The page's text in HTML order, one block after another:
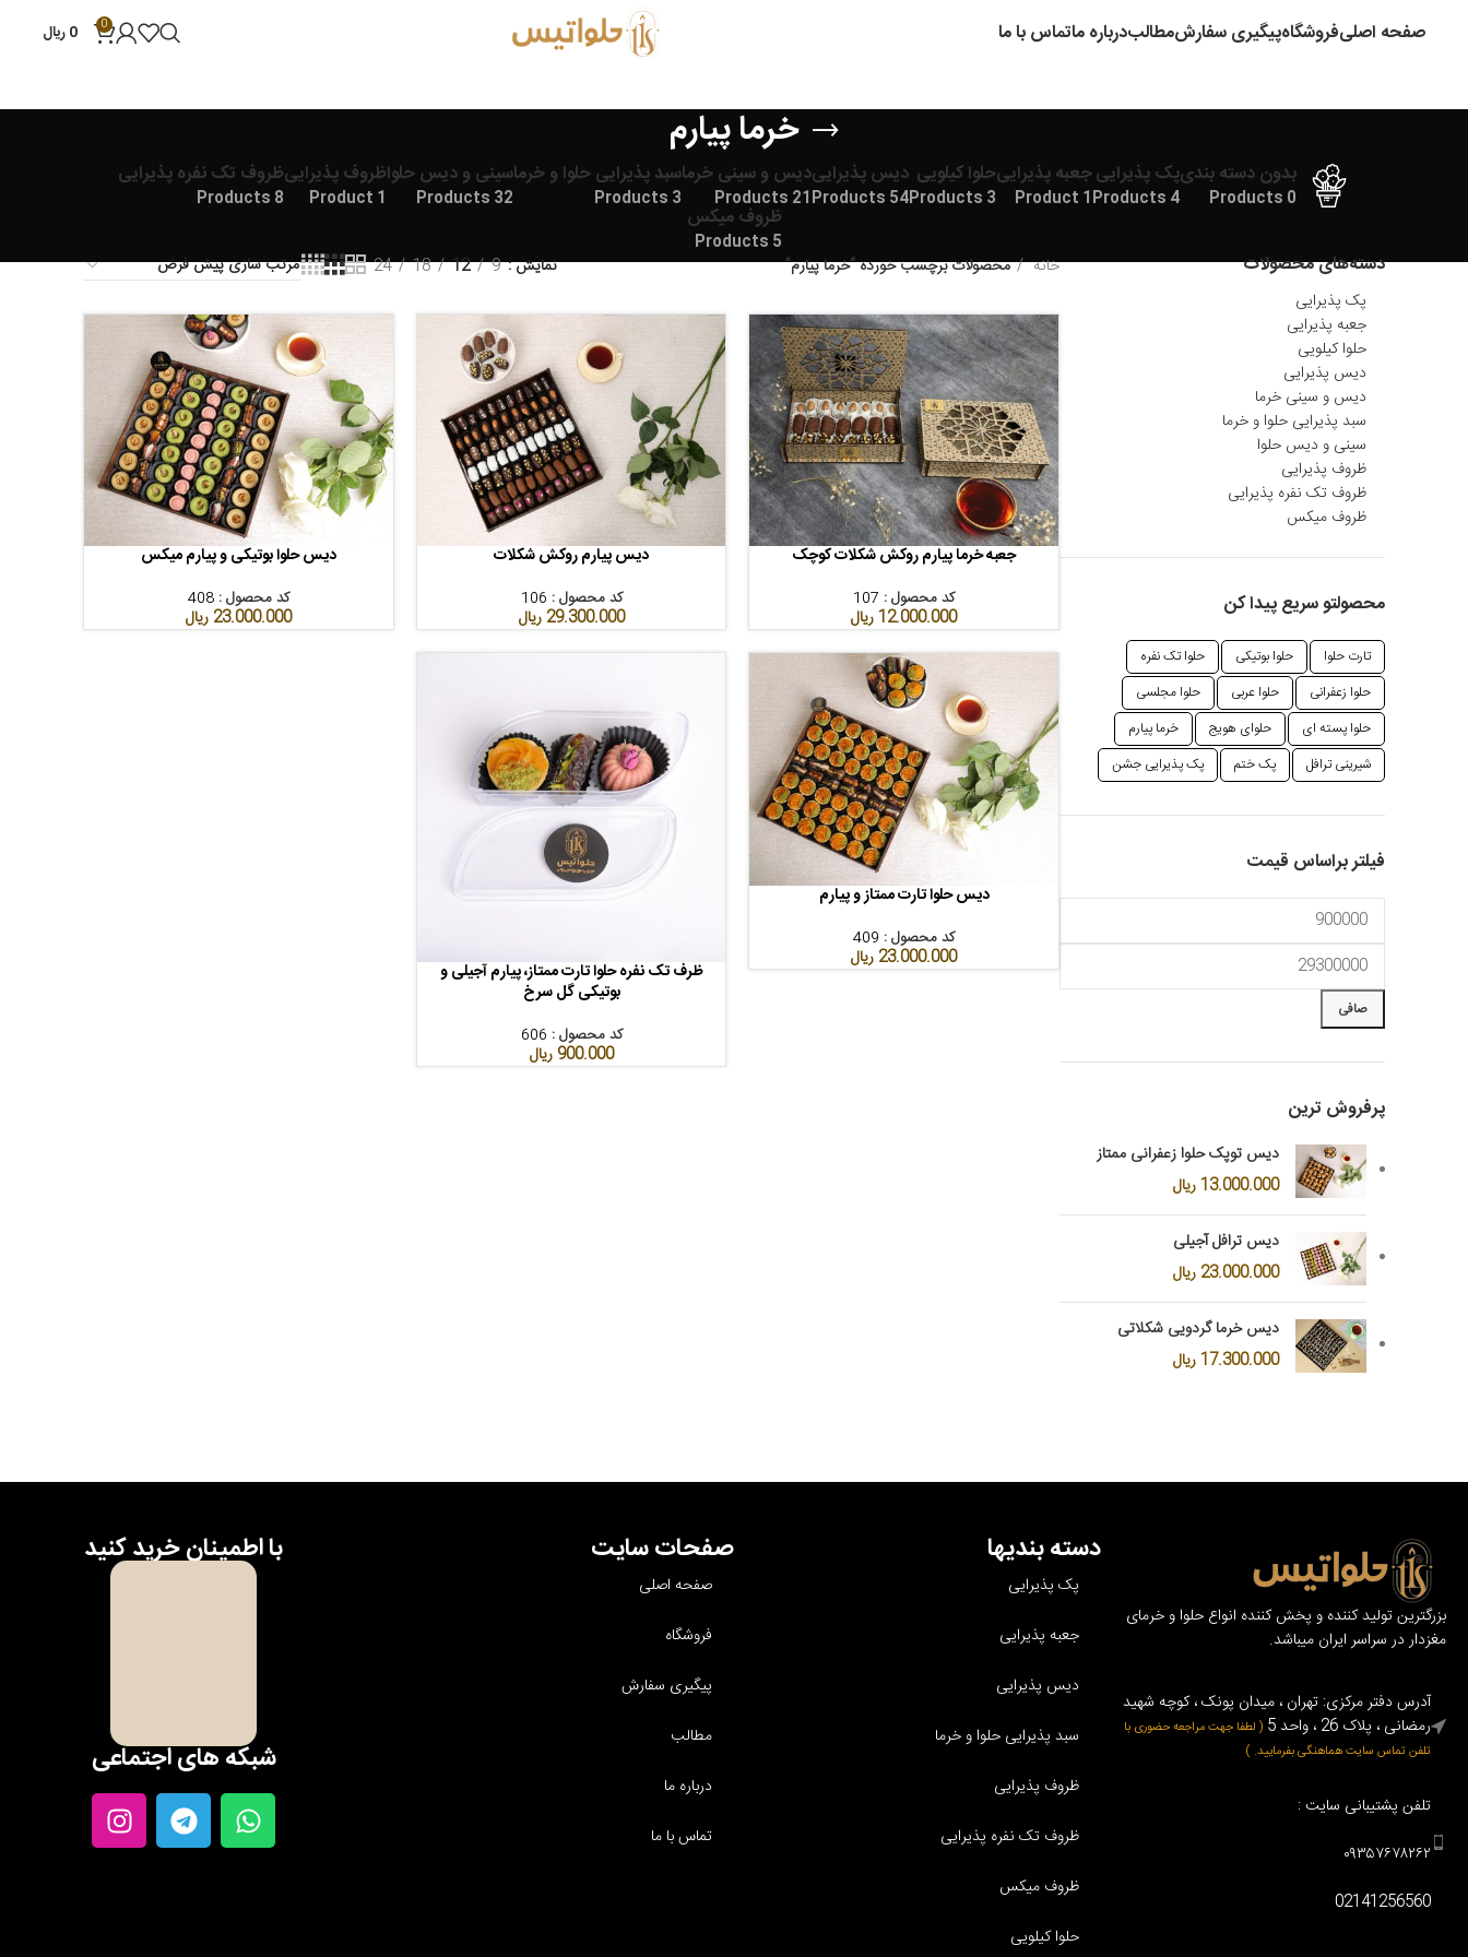
صفحه اصلیفروشگاهپیگیری سفارشمطالبدرباره ماتماس با ما 0
0ریال
خرما پیارم
بدون دسته بندی
0 Products
پک پذیرایی
4 Products
جعبه پذیرایی
1 Product
حلوا کیلویی
3 Products
دیس پذیرایی
54 Products
دیس و سینی خرما
21 Products
سبد پذیرایی حلوا و خرما
3 Products
سینی و دیس حلوا
32 Products
ظروف پذیرایی
1 Product
ظروف تک نفره پذیرایی
8 Products
ظروف میکس
5 Products
دسته‌های محصولات
پک پذیرایی
جعبه پذیرایی
حلوا کیلویی
دیس پذیرایی
دیس و سینی خرما
سبد پذیرایی حلوا و خرما
سینی و دیس حلوا
ظروف پذیرایی
ظروف تک نفره پذیرایی
ظروف میکس
محصولتو سریع پیدا کن
تارت حلوا حلوا بوتیکی
حلوا تک نفره
حلوا زعفرانی
حلوا عربی
حلوا مجلسی
حلوا پسته ای
حلوای هویج
خرما پیارم
شیرینی ترافل
پک ختم پک پذیرایی جشن
فیلتر براساس قیمت
صافی
پرفروش ترین
دیس توپک حلوا زعفرانی ممتاز
13.000.000ریال
دیس ترافل آجیلی
23.000.000 ریال
دیس خرما گردویی شکلاتی
17.300.000ریال
خانه محصولات برچسب خورده “خرما پیارم” نمایش 9
12
18
24
افزودن به سبد خرید
جعبه خرما پیارم روکش شکلات کوچک
کد محصول : 107
12.000.000ریال
افزودن به سبد خریددیس پیارم روکش شکلات
کد محصول : 106
29.300.000 ریال
افزودن به سبد خرید
دیس حلوا بوتیکی و پیارم میکس
کد محصول :408
23.000.000 ریال
افزودن به سبد خریددیس حلوا تارت ممتاز و پیارم
کد محصول : 409
23.000.000 ریال
افزودن به سبد خرید
ظرف تک نفره حلوا تارت ممتاز، پیارم آجیلی و
بوتیکی گل سرخ
کد محصول : 606
900.000 ریال
بزرگترین تولید کننده و پخش کننده انواع حلوا و خرمای
مغزدار در سراسر ایران میباشد.
آدرس دفتر مرکزی: تهران ، میدان پونک ، کوچه شهید
رمضانی ، پلاک 26 ، واحد 5
( لطفا جهت مراجعه حضوری با
تلفن تماس سایت هماهنگی بفرمایید. )
تلفن پشتیبانی سایت :
۰۹۳۵۷۶۷۸۲۶۲
02141256560
دسته بندیها
پک پذیرایی
جعبه پذیرایی
دیس پذیرایی
سبد پذیرایی حلوا و خرما
ظروف پذیرایی
ظروف تک نفره پذیرایی
ظروف میکس
حلوا کیلویی
صفحات سایت
صفحه اصلی
فروشگاه
پیگیری سفارش
مطالب
درباره ما
تماس با ما
با اطمینان خرید کنید
شبکه های اجتماعی